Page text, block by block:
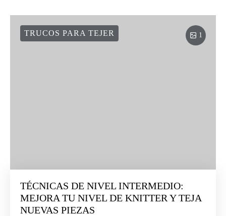
1
TRUCOS PARA TEJER
TÉCNICAS DE NIVEL INTERMEDIO:
MEJORA TU NIVEL DE KNITTER Y TEJA
NUEVAS PIEZAS